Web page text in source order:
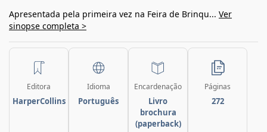
Apresentada pela primeira vez na Feira de Brinqu... Ver
sinopse completa >
Editora
HarperCollins
Idioma
Português
Encardenação
Livro
brochura
(paperback)
Páginas
272